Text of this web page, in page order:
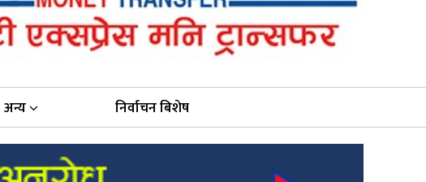
अन्य निर्वाचन बिशेष